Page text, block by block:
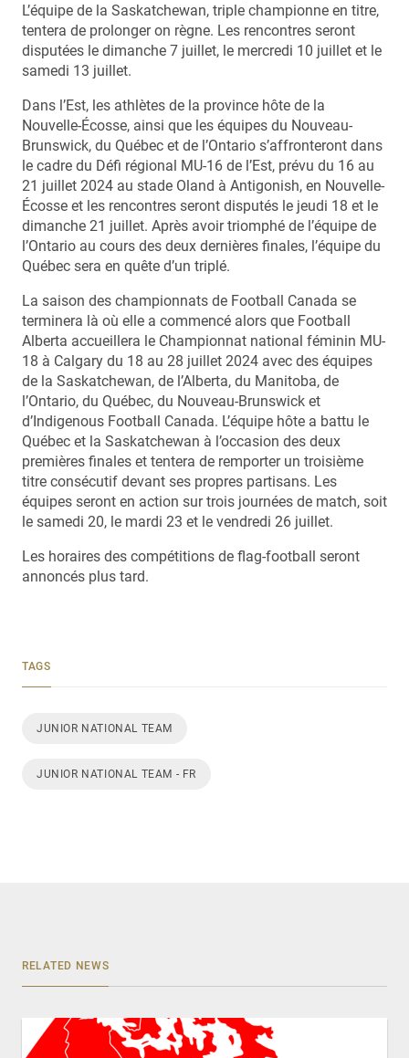
L’équipe de la Saskatchewan, triple championne en titre,
tentera de prolonger on règne. Les rencontres seront
disputées le dimanche 7 juillet, le mercredi 10 juillet et le
samedi 13 juillet.
Dans l’Est, les athlètes de la province hôte de la
Nouvelle-Écosse, ainsi que les équipes du Nouveau-
Brunswick, du Québec et de l’Ontario s’affronteront dans
le cadre du Défi régional MU-16 de l’Est, prévu du 16 au
21 juillet 2024 au stade Oland à Antigonish, en Nouvelle-
Écosse et les rencontres seront disputés le jeudi 18 et le
dimanche 21 juillet. Après avoir triomphé de l’équipe de
l’Ontario au cours des deux dernières finales, l’équipe du
Québec sera en quête d’un triplé.
La saison des championnats de Football Canada se
terminera là où elle a commencé alors que Football
Alberta accueillera le Championnat national féminin MU-
18 à Calgary du 18 au 28 juillet 2024 avec des équipes
de la Saskatchewan, de l’Alberta, du Manitoba, de
l’Ontario, du Québec, du Nouveau-Brunswick et
d’Indigenous Football Canada. L’équipe hôte a battu le
Québec et la Saskatchewan à l’occasion des deux
premières finales et tentera de remporter un troisième
titre consécutif devant ses propres partisans. Les
équipes seront en action sur trois journées de match, soit
le samedi 20, le mardi 23 et le vendredi 26 juillet.
Les horaires des compétitions de flag-football seront
annoncés plus tard.
TAGS
JUNIOR NATIONAL TEAM
JUNIOR NATIONAL TEAM - FR
RELATED NEWS